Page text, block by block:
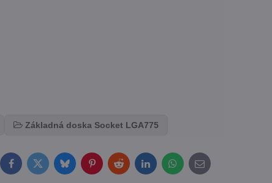
Základná doska Socket LGA775
FacebookTwitterBlueskyPinterestRedditLinkedInWhatsApp
E-
mail